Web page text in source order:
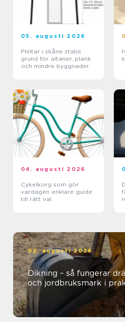
05. augusti 2026
Plintar i skåne stabil
grund för altaner, plank
och mindre byggnader
04. augusti 2026
Cykelkorg som gör
vardagen enklare guide
till rätt val
02. augusti 2026
Dikning – så fungerar
och jordbruksmark i